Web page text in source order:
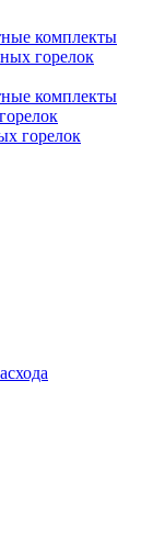
комплекты
горелок
комплекты
горелок